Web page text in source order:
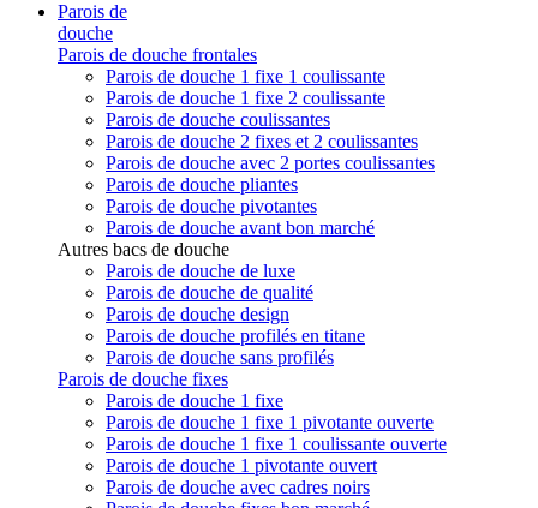
Parois de
douche
Parois de douche frontales
Parois de douche 1 fixe 1 coulissante
Parois de douche 1 fixe 2 coulissante
Parois de douche coulissantes
Parois de douche 2 fixes et 2 coulissantes
Parois de douche avec 2 portes coulissantes
Parois de douche pliantes
Parois de douche pivotantes
Parois de douche avant bon marché
Autres bacs de douche
Parois de douche de luxe
Parois de douche de qualité
Parois de douche design
Parois de douche profilés en titane
Parois de douche sans profilés
Parois de douche fixes
Parois de douche 1 fixe
Parois de douche 1 fixe 1 pivotante ouverte
Parois de douche 1 fixe 1 coulissante ouverte
Parois de douche 1 pivotante ouvert
Parois de douche avec cadres noirs